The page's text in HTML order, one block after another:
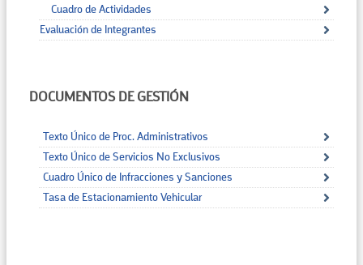
Cuadro de Actividades
Evaluación de Integrantes
DOCUMENTOS DE GESTIÓN
Texto Único de Proc. Administrativos
Texto Único de Servicios No Exclusivos
Cuadro Único de Infracciones y Sanciones
Tasa de Estacionamiento Vehicular